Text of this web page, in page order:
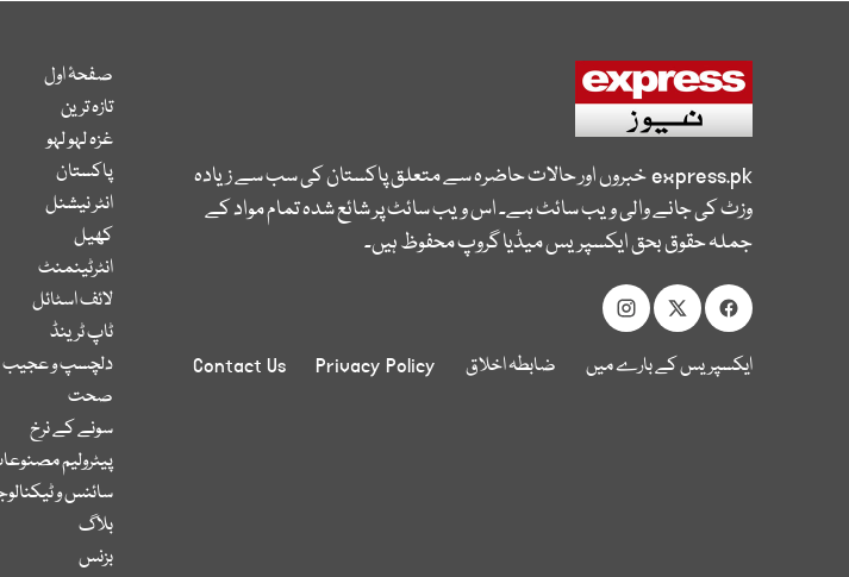
express.pkخبروں اور حالات حاضرہ سے متعلق پاکستان کی سب سے زیادہ
وزٹ کی جانے والی ویب سائٹ ہے۔ اس ویب سائٹ پر شائع شدہ تمام مواد کے
جملہ حقوق بحق ایکسپریس میڈیا گروپ محفوظ ہیں۔
ایکسپریس کے بارے میں ضابطہ اخلاق Privacy Policy
Contact Us
صفحۂ اول
تازہ ترین
غزہ لہو لہو
پاکستان
انٹر نیشنل
کھیل
انٹرٹینمنٹ
لائف اسٹائل
ٹاپ ٹرینڈ
دلچسپ و عجیب
صحت
سونے کے نرخ
پیٹرولیم
سائنس و
بلاگ
بزنس